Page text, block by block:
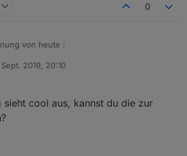
0
von heute :
?
Sept. 2019, 20:10
sieht cool aus, kannst du die zur